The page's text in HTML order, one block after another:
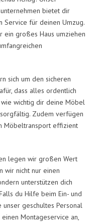
bietet dir
für deinen Umzug.
ein großes Haus umziehen
sich um den sicheren
dass alles ordentlich
wie wichtig dir deine Möbel
Zudem verfügen
Möbeltransport effizient
legen wir großen Wert
wir nicht nur einen
unterstützen dich
du Hilfe beim Ein- und
geschultes Personal
Montageservice an,